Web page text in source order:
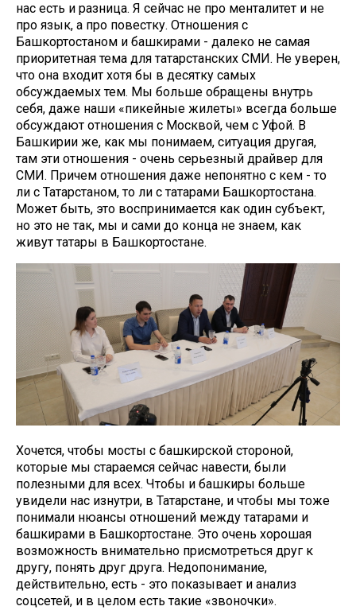
нас есть и разница. Я сейчас не про менталитет и не
про язык, а про повестку. Отношения с
Башкортостаном и башкирами - далеко не самая
приоритетная тема для татарстанских СМИ. Не уверен,
что она входит хотя бы в десятку самых
обсуждаемых тем. Мы больше обращены внутрь
себя, даже наши «пикейные жилеты» всегда больше
обсуждают отношения с Москвой, чем с Уфой. В
Башкирии же, как мы понимаем, ситуация другая,
там эти отношения - очень серьезный драйвер для
СМИ. Причем отношения даже непонятно с кем - то
ли с Татарстаном, то ли с татарами Башкортостана.
Может быть, это воспринимается как один субъект,
но это не так, мы и сами до конца не знаем, как
живут татары в Башкортостане.
Хочется, чтобы мосты с башкирской стороной,
которые мы стараемся сейчас навести, были
полезными для всех. Чтобы и башкиры больше
увидели нас изнутри, в Татарстане, и чтобы мы тоже
понимали нюансы отношений между татарами и
башкирами в Башкортостане. Это очень хорошая
возможность внимательно присмотреться друг к
другу, понять друг друга. Недопонимание,
действительно, есть - это показывает и анализ
соцсетей, и в целом есть такие «звоночки».